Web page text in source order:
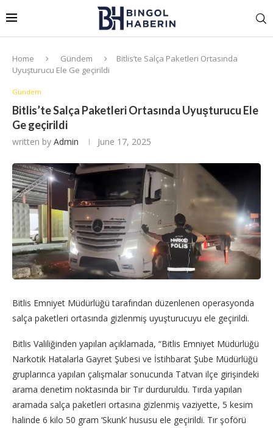
Home Gündem
Bitlis’te Salça Paketleri Ortasında
Uyuşturucu Ele Ge geçirildi
Gündem
Bitlis’te Salça Paketleri Ortasında Uyuşturucu Ele
Ge geçirildi
written by Admin June 17, 2025
Bitlis Emniyet Müdürlüğü tarafından düzenlenen operasyonda
salça paketleri ortasında gizlenmiş uyuşturucuyu ele geçirildi.
Bitlis Valiliğinden yapılan açıklamada, “Bitlis Emniyet Müdürlüğü
Narkotik Hatalarla Gayret Şubesi ve İstihbarat Şube Müdürlüğü
gruplarınca yapılan çalışmalar sonucunda Tatvan ilçe girişindeki
arama denetim noktasında bir Tır durduruldu. Tırda yapılan
aramada salça paketleri ortasına gizlenmiş vaziyette, 5 kesim
halinde 6 kilo 50 gram ‘Skunk’ hususu ele geçirildi. Tır şoförü